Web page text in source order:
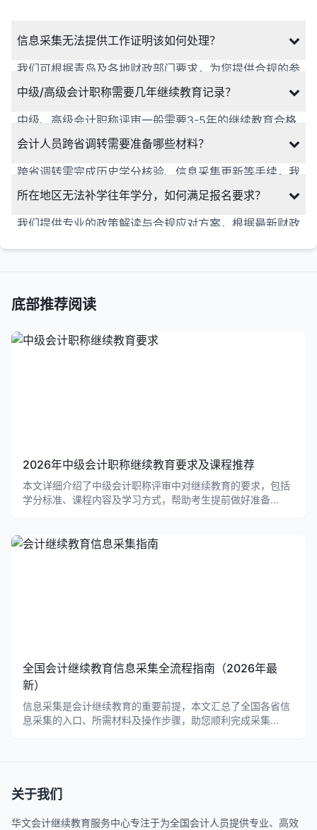
信息采集无法提供工作证明该如何处理？
我们可根据青岛及各地财政部门要求，为您提供合规的参
考意见与解决方案，协助您完成信息采集流程，不影响继
中级/高级会计职称需要几年继续教育记录？
中级、高级会计职称评审一般需要3-5年的继续教育合格
记录，具体要求根据各省份财政部门规定执行，去年与前
会计人员跨省调转需要准备哪些材料？
跨省调转需完成历史学分核验、信息采集更新等手续，我
们提供全流程指导，包含材料准备、系统操作等相关咨询
所在地区无法补学往年学分，如何满足报名要求？
我们提供专业的政策解读与合规应对方案，根据最新财政
底部推荐阅读
2026年中级会计职称继续教育要求及课程推荐
本文详细介绍了中级会计职称评审中对继续教育的要求，包括
学分标准、课程内容及学习方式，帮助考生提前做好准备...
全国会计继续教育信息采集全流程指南（2026年最
新）
信息采集是会计继续教育的重要前提，本文汇总了全国各省信
息采集的入口、所需材料及操作步骤，助您顺利完成采集...
关于我们
华文会计继续教育服务中心专注于为全国会计人员提供专业、高效